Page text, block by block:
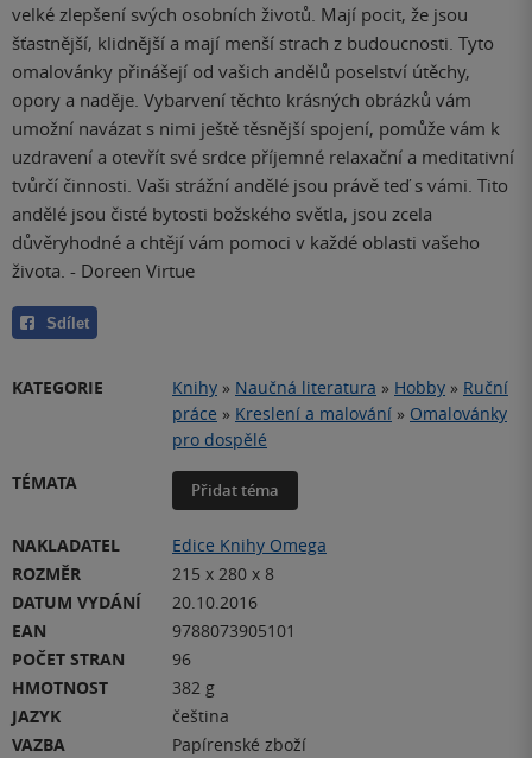
velké zlepšení svých osobních životů. Mají pocit, že jsou
šťastnější, klidnější a mají menší strach z budoucnosti. Tyto
omalovánky přinášejí od vašich andělů poselství útěchy,
opory a naděje. Vybarvení těchto krásných obrázků vám
umožní navázat s nimi ještě těsnější spojení, pomůže vám k
uzdravení a otevřít své srdce příjemné relaxační a meditativní
tvůrčí činnosti. Vaši strážní andělé jsou právě teď s vámi. Tito
andělé jsou čisté bytosti božského světla, jsou zcela
důvěryhodné a chtějí vám pomoci v každé oblasti vašeho
života. - Doreen Virtue
Sdílet
KATEGORIE Knihy » Naučná literatura » Hobby » Ruční
práce » Kreslení a malování » Omalovánky
pro dospělé
TÉMATA
Přidat téma
NAKLADATEL
Edice Knihy Omega
ROZMĚR
215 x 280 x 8
DATUM VYDÁNÍ
20.10.2016
EAN
9788073905101
POČET STRAN
96
HMOTNOST
382 g
JAZYK
čeština
VAZBA
Papírenské zboží